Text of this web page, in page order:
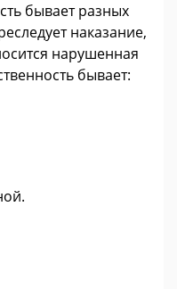
бывает разных
наказание,
нарушенная
бывает: